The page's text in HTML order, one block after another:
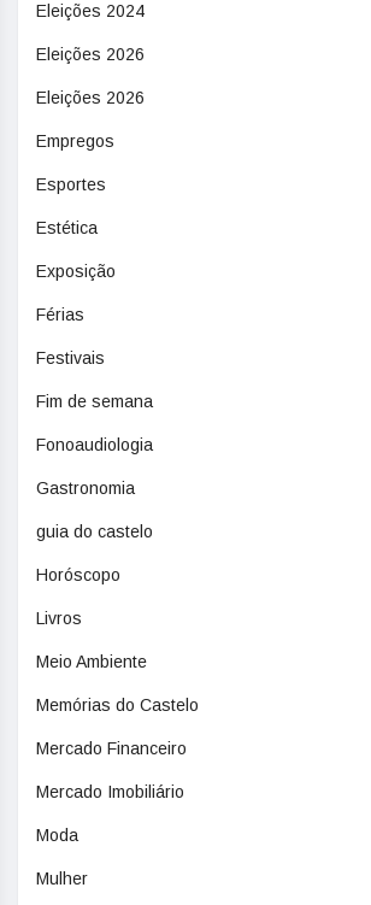
Eleições 2024
Eleições 2026
Eleições 2026
Empregos
Esportes
Estética
Exposição
Férias
Festivais
Fim de semana
Fonoaudiologia
Gastronomia
guia do castelo
Horóscopo
Livros
Meio Ambiente
Memórias do Castelo
Mercado Financeiro
Mercado Imobiliário
Moda
Mulher